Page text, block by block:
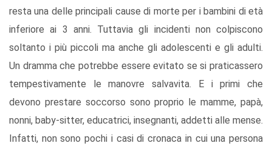
resta una delle principali cause di morte per i bambini di età
inferiore ai 3 anni. Tuttavia gli incidenti non colpiscono
soltanto i più piccoli ma anche gli adolescenti e gli adulti.
Un dramma che potrebbe essere evitato se si praticassero
tempestivamente le manovre salvavita. E i primi che
devono prestare soccorso sono proprio le mamme, papà,
nonni, baby-sitter, educatrici, insegnanti, addetti alle mense.
Infatti, non sono pochi i casi di cronaca in cui una persona